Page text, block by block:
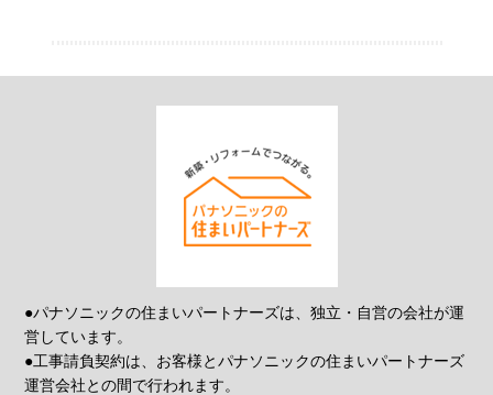
●パナソニックの住まいパートナーズは、独立・自営の会社が運
営しています。
●工事請負契約は、お客様とパナソニックの住まいパートナーズ
運営会社との間で行われます。